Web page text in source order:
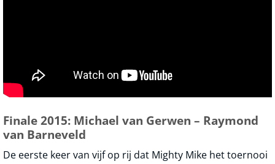
Finale 2015: Michael van Gerwen – Raymond
van Barneveld
De eerste keer van vijf op rij dat Mighty Mike het toernooi